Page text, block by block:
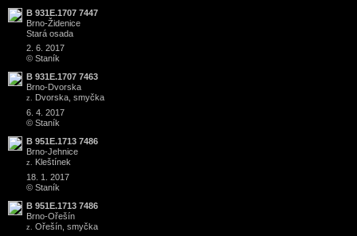
B 931E.1707 7447
Brno-Židenice
Stará osada
2. 6. 2017
© Staník
B 931E.1707 7463
Brno-Dvorska
z. Dvorska, smyčka
6. 4. 2017
© Staník
B 951E.1713 7486
Brno-Jehnice
z. Kleštínek
18. 1. 2017
© Staník
B 951E.1713 7486
Brno-Ořešín
z. Ořešín, smyčka